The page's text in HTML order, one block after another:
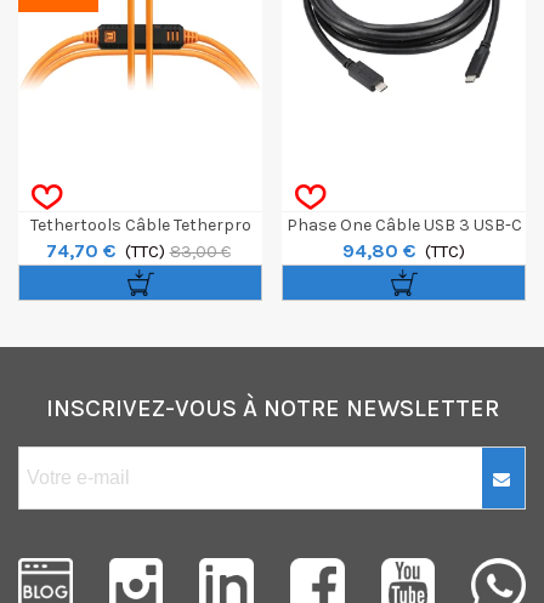
Tethertools Câble Tetherpro
Optima 10G USB-C 4,6m -
Orange
74,70 € (TTC) 83,00 €
Phase One Câble USB 3 USB-C
Vers USB-C Pour IQ4
94,80 € (TTC)
INSCRIVEZ-VOUS À NOTRE NEWSLETTER